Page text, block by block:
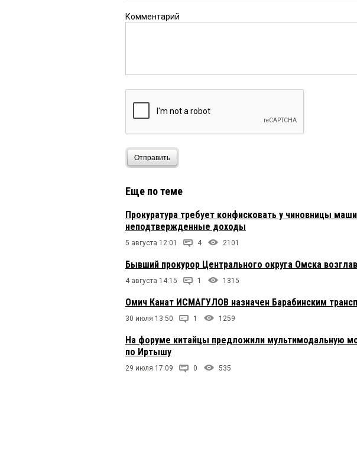
Комментарий
Отправить
Еще по теме
Прокуратура требует конфисковать у чиновницы
неподтвержденные доходы
5 августа 12:01 4 2101
Бывший прокурор Центрального округа Омска
4 августа 14:15 1 1315
Омич Канат ИСМАГУЛОВ назначен Барабинским
30 июля 13:50 1 1259
На форуме китайцы предложили мультимодальную
по Иртышу
29 июля 17:09 0 535